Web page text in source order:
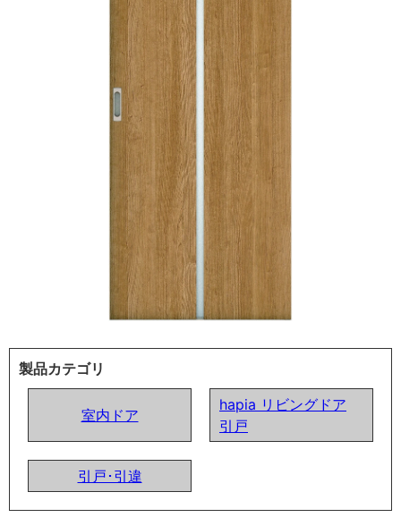
製品カテゴリ
室内ドア
hapia リビングドア
引戸
引戸･引違